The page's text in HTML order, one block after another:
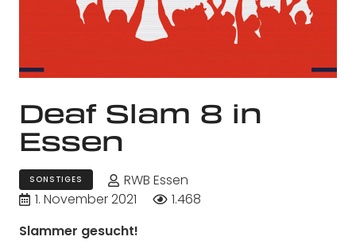
Deaf Slam 8 in
Essen
SONSTIGES
RWB Essen
1. November 2021
1.468
Slammer gesucht!